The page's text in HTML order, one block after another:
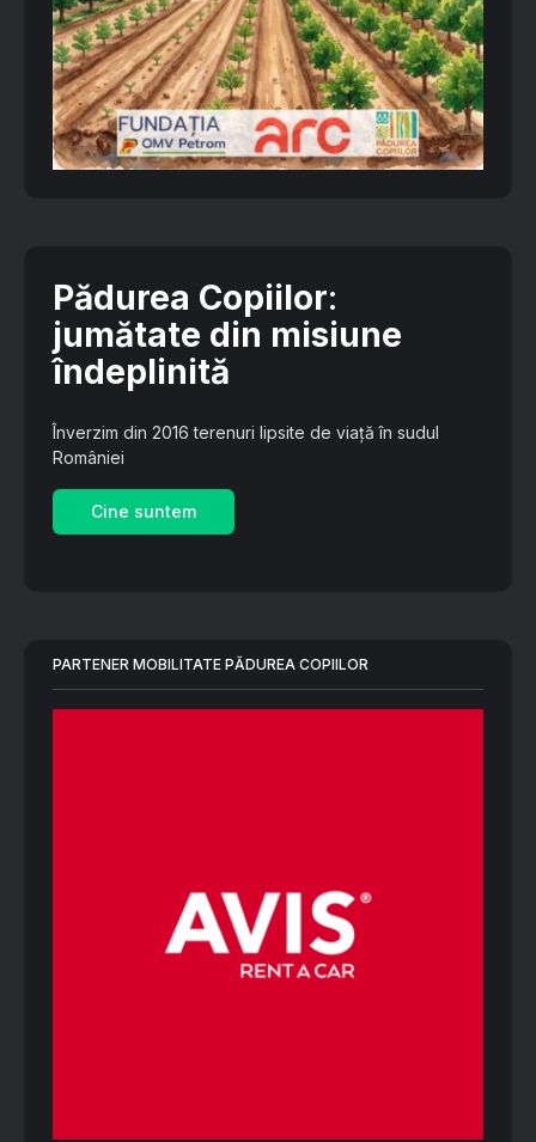
Pădurea Copiilor:
jumătate din misiune
îndeplinită
Înverzim din 2016 terenuri lipsite de viață în sudul
României
Cine suntem
PARTENER MOBILITATE PĂDUREA COPIILOR